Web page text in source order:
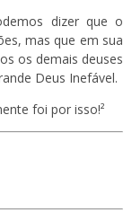
dizer que o
mas que em sua
os demais deuses
Deus Inefável.
foi por isso!²